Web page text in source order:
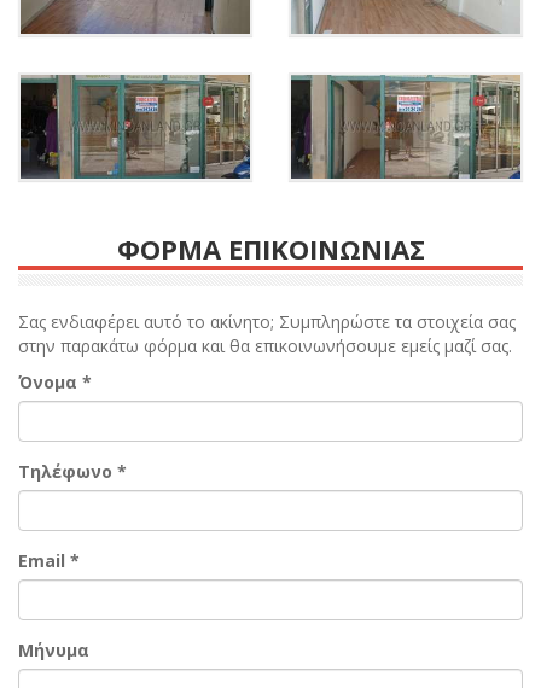
ΦΟΡΜΑ ΕΠΙΚΟΙΝΩΝΙΑΣ
Σας ενδιαφέρει αυτό το ακίνητο; Συμπληρώστε τα στοιχεία σας
στην παρακάτω φόρμα και θα επικοινωνήσουμε εμείς μαζί σας.
Όνομα *
Τηλέφωνο *
Email *
Μήνυμα